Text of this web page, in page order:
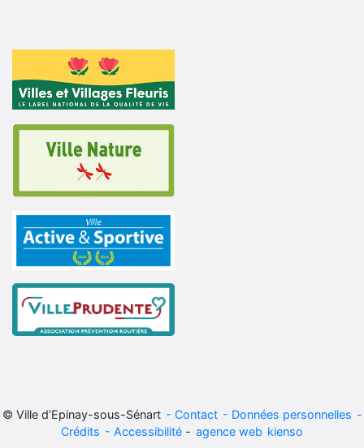
© Ville d’Epinay-sous-Sénart Contact
Données personnelles
Crédits
Accessibilité - agence web kienso